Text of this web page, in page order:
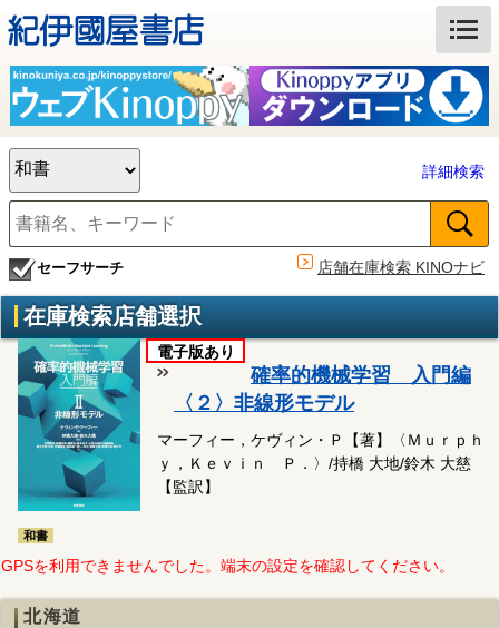
詳細検索
セーフサーチ 店舗在庫検索 KINOナビ
在庫検索店舗選択
和書
電子版あり
確率的機械学習 入門編
〈２〉非線形モデル
マーフィー，ケヴィン・Ｐ【著】〈Ｍｕｒｐｈ
ｙ，Ｋｅｖｉｎ Ｐ．〉/持橋 大地/鈴木 大慈
【監訳】
GPSを利用できませんでした。端末の設定を確認してください。
北海道